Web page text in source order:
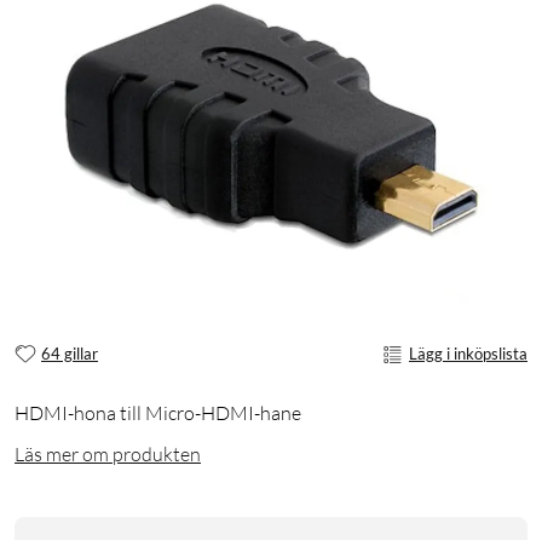
64 gillar Lägg i inköpslista
HDMI-hona till Micro-HDMI-hane
Läs mer om produkten